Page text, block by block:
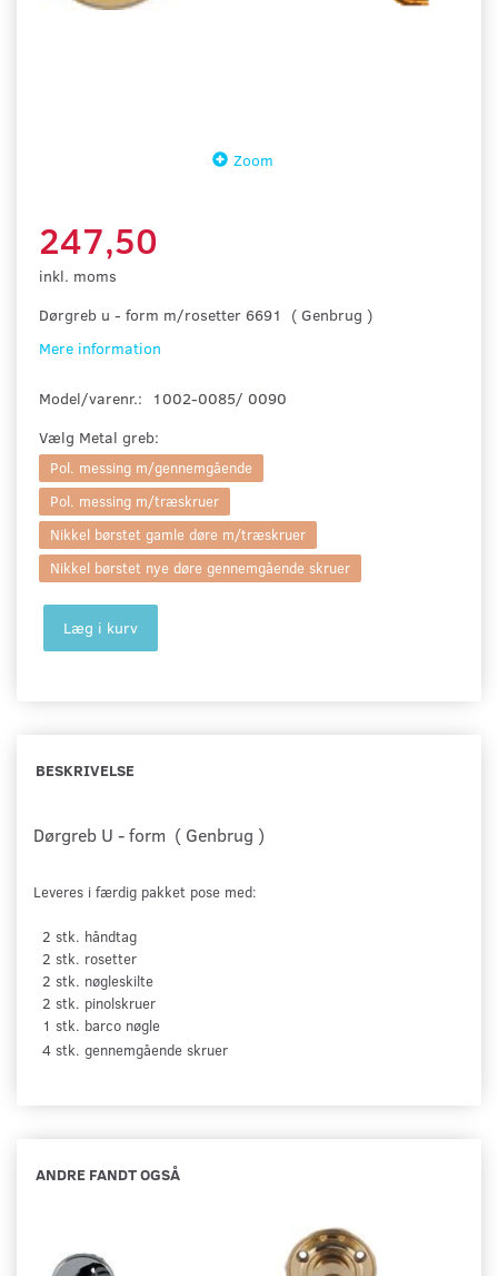
Zoom
247,50
inkl. moms
Dørgreb u - form m/rosetter 6691 ( Genbrug )
Mere information
Model/varenr.:
1002-0085/ 0090
Vælg Metal greb:
Pol. messing m/gennemgående
Pol. messing m/træskruer
Nikkel børstet gamle døre m/træskruer
Nikkel børstet nye døre gennemgående skruer
Læg i kurv
BESKRIVELSE
Dørgreb U - form ( Genbrug )
Leveres i færdig pakket pose med:
2 stk. håndtag
2 stk. rosetter
2 stk. nøgleskilte
2 stk. pinolskruer
1 stk. barco nøgle
4 stk. gennemgående skruer
ANDRE FANDT OGSÅ